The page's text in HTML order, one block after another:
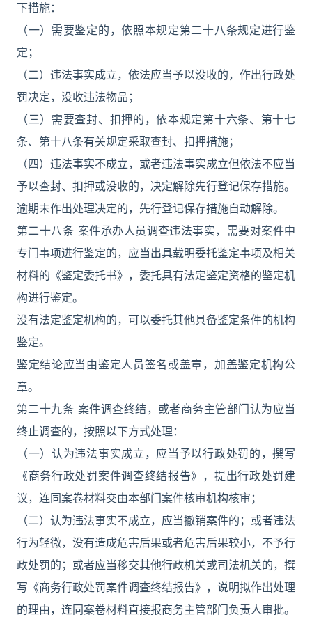
下措施：
（一）需要鉴定的，依照本规定第二十八条规定进行鉴
定；
（二）违法事实成立，依法应当予以没收的，作出行政处
罚决定，没收违法物品；
（三）需要查封、扣押的，依本规定第十六条、第十七
条、第十八条有关规定采取查封、扣押措施；
（四）违法事实不成立，或者违法事实成立但依法不应当
予以查封、扣押或没收的，决定解除先行登记保存措施。
逾期未作出处理决定的，先行登记保存措施自动解除。
第二十八条 案件承办人员调查违法事实，需要对案件中
专门事项进行鉴定的，应当出具载明委托鉴定事项及相关
材料的《鉴定委托书》，委托具有法定鉴定资格的鉴定机
构进行鉴定。
没有法定鉴定机构的，可以委托其他具备鉴定条件的机构
鉴定。
鉴定结论应当由鉴定人员签名或盖章，加盖鉴定机构公
章。
第二十九条 案件调查终结，或者商务主管部门认为应当
终止调查的，按照以下方式处理：
（一）认为违法事实成立，应当予以行政处罚的，撰写
《商务行政处罚案件调查终结报告》，提出行政处罚建
议，连同案卷材料交由本部门案件核审机构核审；
（二）认为违法事实不成立，应当撤销案件的；或者违法
行为轻微，没有造成危害后果或者危害后果较小，不予行
政处罚的；或者应当移交其他行政机关或司法机关的，撰
写《商务行政处罚案件调查终结报告》，说明拟作出处理
的理由，连同案卷材料直接报商务主管部门负责人审批。